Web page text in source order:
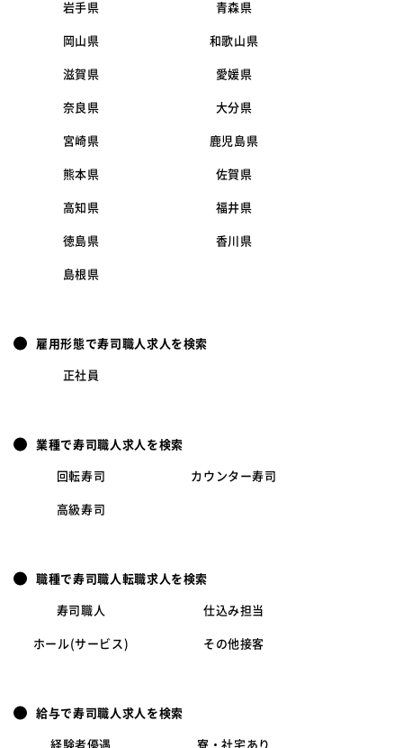
岩手県 青森県
岡山県 和歌山県
滋賀県 愛媛県
奈良県 大分県
宮崎県 鹿児島県
熊本県 佐賀県
高知県 福井県
徳島県 香川県
島根県
雇用形態で寿司職人求人を検索
正社員
業種で寿司職人求人を検索
回転寿司 カウンター寿司
高級寿司
職種で寿司職人転職求人を検索
寿司職人 仕込み担当
ホール(サービス) その他接客
給与で寿司職人求人を検索
経験者優遇 寮・社宅あり